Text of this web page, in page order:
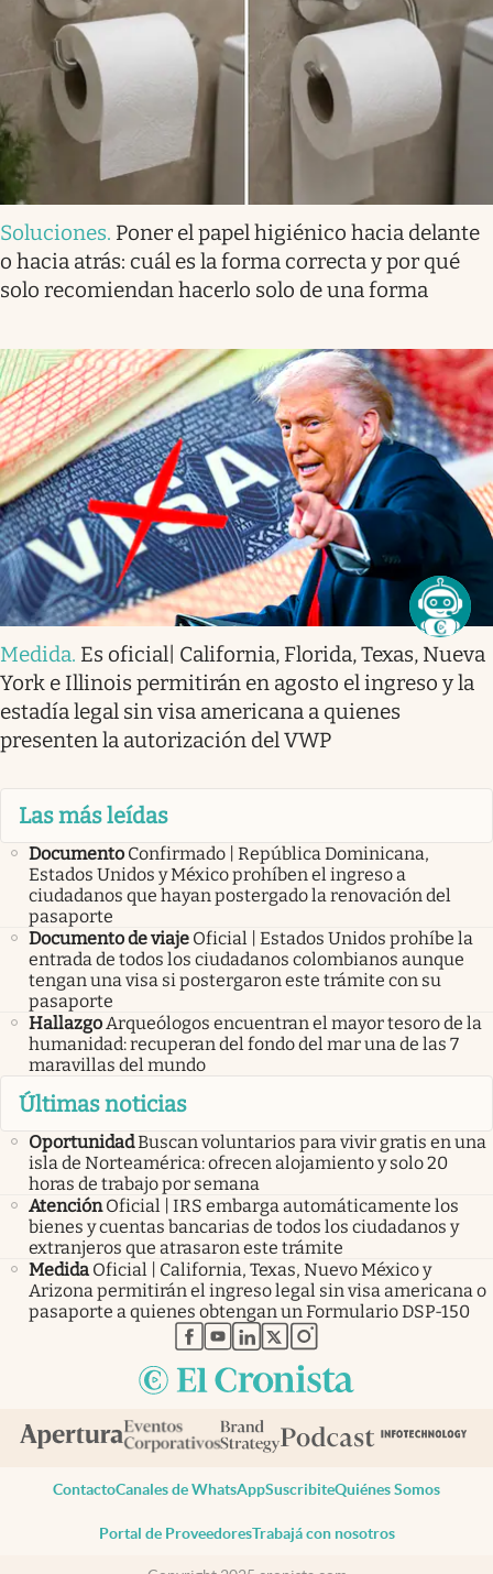
Soluciones. Poner el papel higiénico hacia delante
o hacia atrás: cuál es la forma correcta y por qué
solo recomiendan hacerlo solo de una forma
Medida. Es oficial| California, Florida, Texas, Nueva
York e Illinois permitirán en agosto el ingreso y la
estadía legal sin visa americana a quienes
presenten la autorización del VWP
Las más leídas
Documento Confirmado | República Dominicana,
Estados Unidos y México prohíben el ingreso a
ciudadanos que hayan postergado la renovación del
pasaporte
Documento de viaje Oficial | Estados Unidos prohíbe la
entrada de todos los ciudadanos colombianos aunque
tengan una visa si postergaron este trámite con su
pasaporte
HallazgoArqueólogos encuentran el mayor tesoro de la
humanidad: recuperan del fondo del mar una de las 7
maravillas del mundo
Últimas noticias
OportunidadBuscan voluntarios para vivir gratis en una
isla de Norteamérica: ofrecen alojamiento y solo 20
horas de trabajo por semana
Atención Oficial | IRS embarga automáticamente los
bienes y cuentas bancarias de todos los ciudadanos y
extranjeros que atrasaron este trámite
Medida Oficial | California, Texas, Nuevo México y
Arizona permitirán el ingreso legal sin visa americana o
pasaporte a quienes obtengan un Formulario DSP-150
abre en nueva pestaña
abre en nueva pestaña
abre en nueva pestaña
abre en nueva pestaña
abre en nueva pestaña
ContactoCanales de WhatsAppSuscribiteQuiénes Somos
Portal de ProveedoresTrabajá con nosotros